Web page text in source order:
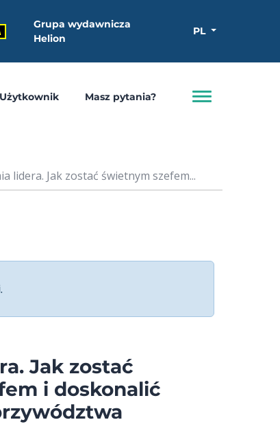
Grupa wydawnicza
Helion
PL
Użytkownik Masz pytania?
lidera. Jak zostać świetnym szefem...
Jak zostać
i doskonalić